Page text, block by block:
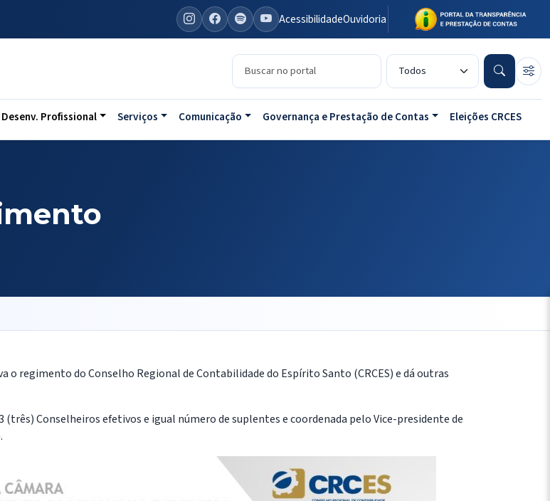
AcessibilidadeOuvidoria
Buscar no portal
Tipo de conteúdo
Desenv. Profissional Serviços Comunicação Governança e Prestação de Contas Eleições CRCES
o regimento do Conselho Regional de Contabilidade do Espírito Santo (CRCES) e dá outras
Conselheiros efetivos e igual número de suplentes e coordenada pelo Vice-presidente de